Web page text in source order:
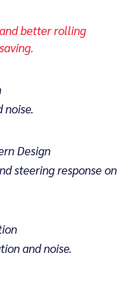
better rolling
noise.
Design
steering response on
and noise.